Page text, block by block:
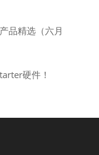
品精选（六月
硬件！